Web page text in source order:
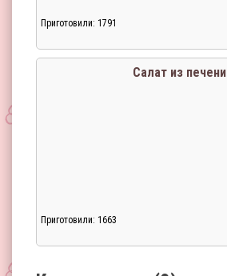
Приготовили: 1791
Салат из печени
Приготовили: 1663